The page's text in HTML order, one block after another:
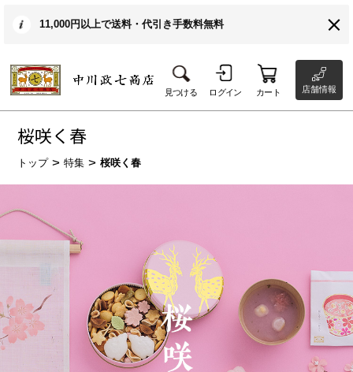
11,000円以上で送料・代引き手数料無料
見つける ログイン カート 店舗情報
桜咲く春
トップ 特集 桜咲く春